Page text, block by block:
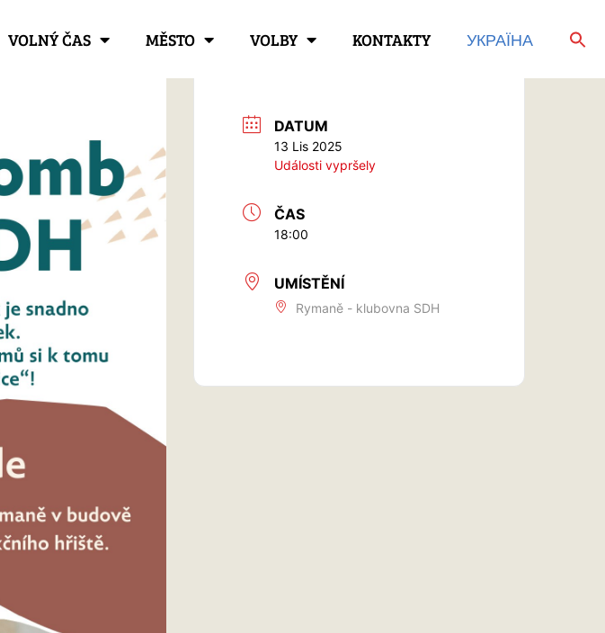
VOLNÝ ČAS MĚSTO VOLBY KONTAKTY УКРАЇНА
DATUM
13 Lis 2025
Události vypršely
ČAS
18:00
UMÍSTĚNÍ
Rymaně - klubovna SDH